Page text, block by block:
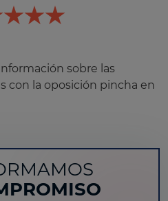
sobre las
con la oposición pincha en